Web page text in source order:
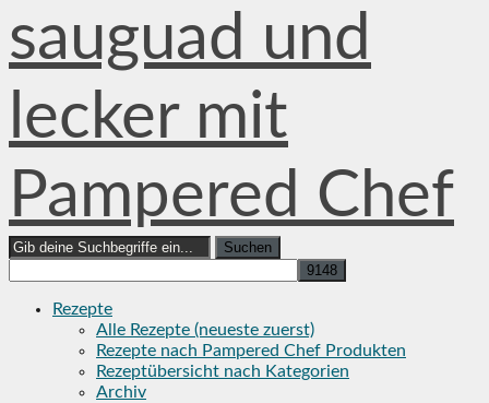
sauguad und
lecker mit
Pampered Chef
Search
for:
Rezepte
Alle Rezepte (neueste zuerst)
Rezepte nach Pampered Chef Produkten
Rezeptübersicht nach Kategorien
Archiv